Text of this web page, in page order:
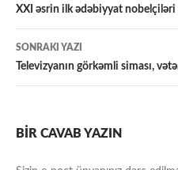
üzrə
naviqasiya
XXI əsrin ilk ədəbiyyat nobelçiləri
SONRAKI YAZI
Televizyanın görkəmli siması,
BIR CAVAB YAZIN